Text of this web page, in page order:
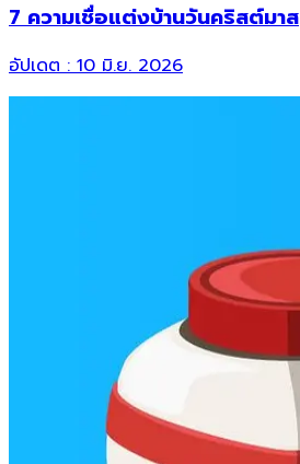
7 ความเชื่อแต่งบ้านวันคริสต์มาส
อัปเดต :10 มิ.ย. 2026